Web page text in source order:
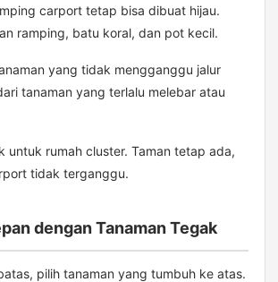
carport tetap bisa dibuat hijau.
ramping, batu koral, dan pot kecil.
yang tidak mengganggu jalur
tanaman yang terlalu melebar atau
untuk rumah cluster. Taman tetap ada,
tidak terganggu.
dengan Tanaman Tegak
pilih tanaman yang tumbuh ke atas.